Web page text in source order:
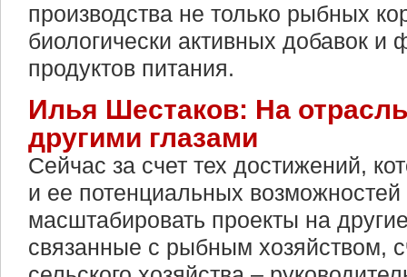
производства не только рыбных
биологически активных добавок и
продуктов питания.
Илья Шестаков: На
другими глазами
Сейчас за счет тех достижений,
и ее потенциальных
масштабировать проекты на
связанные с рыбным хозяйством,